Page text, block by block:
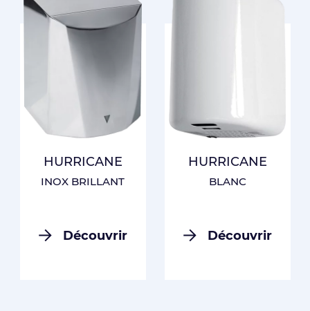
HURRICANE
INOX BRILLANT
Découvrir
HURRICANE
BLANC
Découvrir